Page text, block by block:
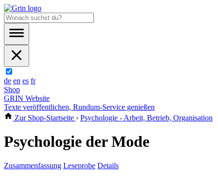
de en es fr
Shop
GRIN Website
Texte veröffentlichen, Rundum-Service genießen
Zur Shop-Startseite › Psychologie - Arbeit, Betrieb, Organisation
Psychologie der Mode
Zusammenfassung Leseprobe Details